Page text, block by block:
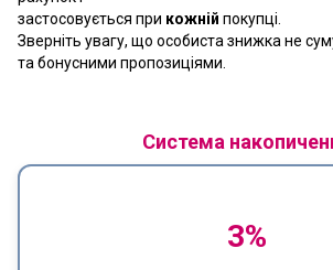
застосовується при кожній покупці.
Зверніть увагу, що особиста знижка не
та бонусними пропозиціями.
Система
3%